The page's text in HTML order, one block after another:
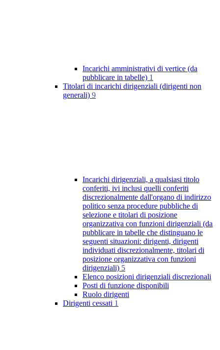
Incarichi amministrativi di vertice (da
pubblicare in tabelle) 1
Titolari di incarichi dirigenziali (dirigenti non
generali) 9
Incarichi dirigenziali, a qualsiasi titolo
conferiti, ivi inclusi quelli conferiti
discrezionalmente dall'organo di indirizzo
politico senza procedure pubbliche di
selezione e titolari di posizione
organizzativa con funzioni dirigenziali (da
pubblicare in tabelle che distinguano le
seguenti situazioni: dirigenti, dirigenti
individuati discrezionalmente, titolari di
posizione organizzativa con funzioni
dirigenziali) 5
Elenco posizioni dirigenziali discrezionali
Posti di funzione disponibili
Ruolo dirigenti
Dirigenti cessati 1